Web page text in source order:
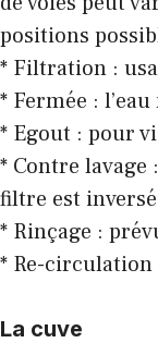
positions
* Filtration :
* Fermée :
* Egout : pour
* Contre lavage
filtre est
* Rinçage :
* Re-circulation
La cuve